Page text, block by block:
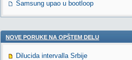
Samsung upao u bootloop
NOVE PORUKE NA OPŠTEM DELU
Dilucida intervalla Srbije